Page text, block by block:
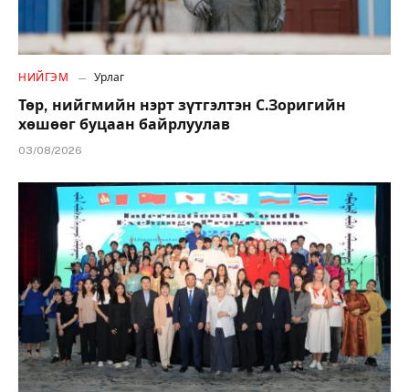
НИЙГЭМ Урлаг
Төр, нийгмийн нэрт зүтгэлтэн С.Зоригийн
хөшөөг буцаан байрлуулав
03/08/2026